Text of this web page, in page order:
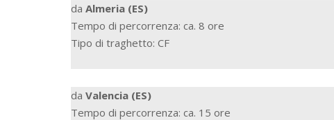
da Almeria (ES)
Tempo di percorrenza: ca. 8 ore
Tipo di traghetto: CF
da Valencia (ES)
Tempo di percorrenza: ca. 15 ore